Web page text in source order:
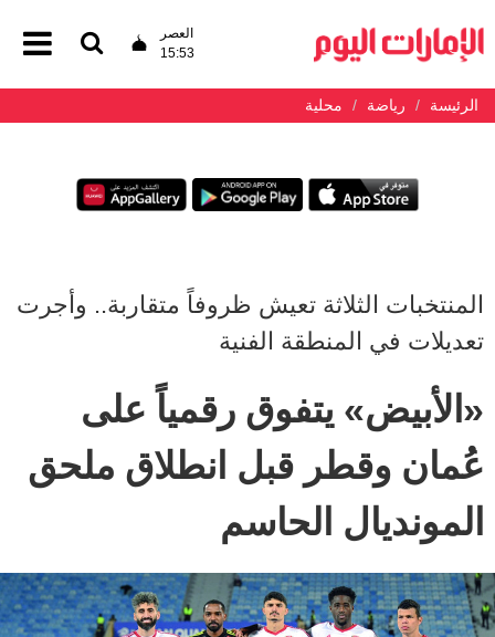
العصر
15:53
الرئيسة رياضة محلية
المنتخبات الثلاثة تعيش ظروفاً متقاربة.. وأجرت
تعديلات في المنطقة الفنية
«الأبيض» يتفوق رقمياً على
عُمان وقطر قبل انطلاق ملحق
المونديال الحاسم